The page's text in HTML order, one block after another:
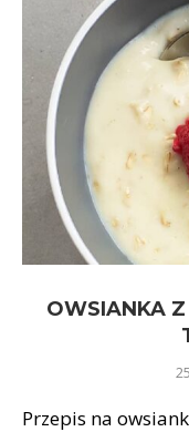
OWSIANKA Z
Przepis na